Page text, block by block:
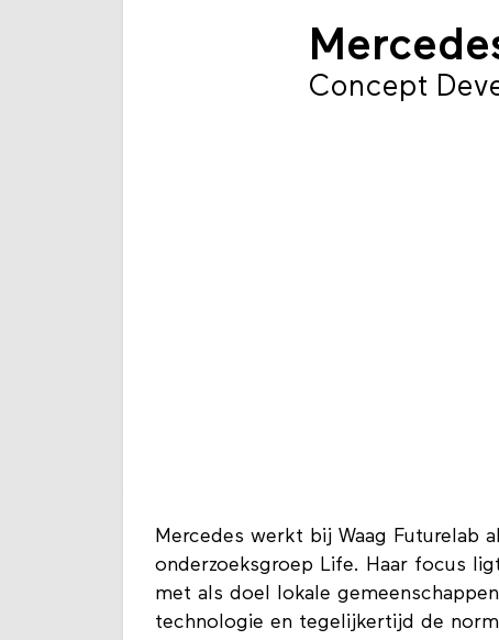
Concept
Mercedes werkt bij Waag Futurelab
onderzoeksgroep Life. Haar focus
met als doel lokale
technologie en tegelijkertijd de